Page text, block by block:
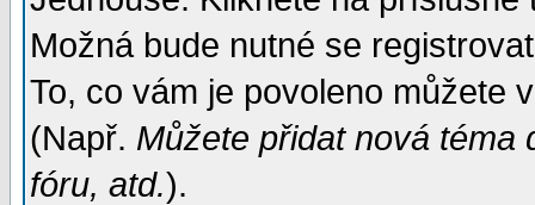
Možná bude nutné se
To, co vám je povoleno můžete
(Např. Můžete přidat nová téma
fóru, atd.).